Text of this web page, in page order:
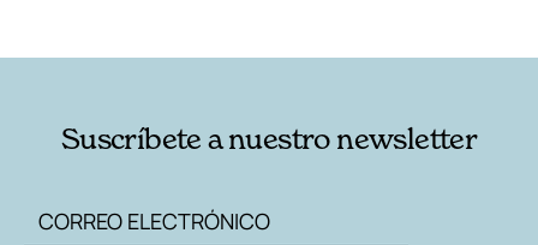
Suscríbete a nuestro newsletter